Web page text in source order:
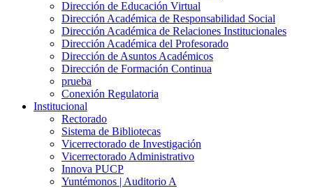
Dirección de Educación Virtual
Dirección Académica de Responsabilidad Social
Dirección Académica de Relaciones Institucionales
Dirección Académica del Profesorado
Dirección de Asuntos Académicos
Dirección de Formación Continua
prueba
Conexión Regulatoria
Institucional
Rectorado
Sistema de Bibliotecas
Vicerrectorado de Investigación
Vicerrectorado Administrativo
Innova PUCP
Yuntémonos | Auditorio A